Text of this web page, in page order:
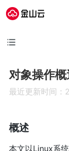
对象操作
最近更新时间：
概述
本文以Linux系